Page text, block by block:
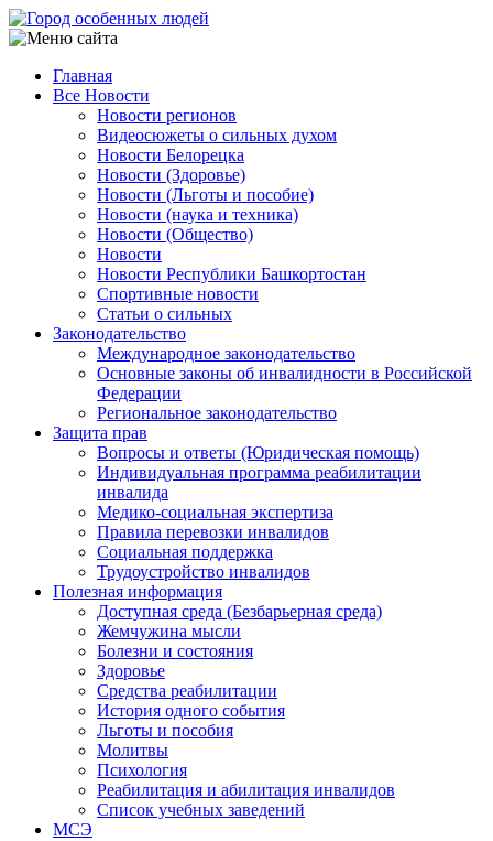
Перейти
к
содержанию
Main
navigation
Главная
Все Новости
Новости регионов
Видеосюжеты о сильных духом
Новости Белорецка
Новости (Здоровье)
Новости (Льготы и пособие)
Новости (наука и техника)
Новости (Общество)
Новости
Новости Республики Башкортостан
Спортивные новости
Статьи о сильных
Законодательство
Международное законодательство
Основные законы об инвалидности в Российской
Федерации
Региональное законодательство
Защита прав
Вопросы и ответы (Юридическая помощь)
Индивидуальная программа реабилитации
инвалида
Медико-социальная экспертиза
Правила перевозки инвалидов
Социальная поддержка
Трудоустройство инвалидов
Полезная информация
Доступная среда (Безбарьерная среда)
Жемчужина мысли
Болезни и состояния
Здоровье
Средства реабилитации
История одного события
Льготы и пособия
Молитвы
Психология
Реабилитация и абилитация инвалидов
Список учебных заведений
МСЭ